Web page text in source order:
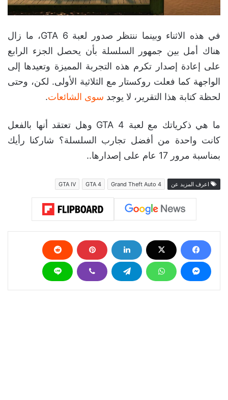
في هذه الاثناء وبينما ننتظر صدور لعبة GTA 6، ما زال
هناك أمل بين جمهور السلسلة بأن يحصل الجزء الرابع
على إعادة إصدار تكرم هذه التجربة المميزة وتعيدها إلى
الواجهة كما فعلت روكستار مع الثلاثية الأولى. لكن، وحتى
لحظة كتابة هذا التقرير، لا يوجد سوى الشائعات.
ما هي ذكرياتك مع لعبة GTA 4 وهل تعتقد أنها بالفعل
كانت واحدة من أفضل تجارب السلسلة؟ شاركنا رأيك
بمناسبة مرور 17 عام على إصدارها..
اعرف المزيد عن Grand Theft Auto 4
GTA 4
GTA IV